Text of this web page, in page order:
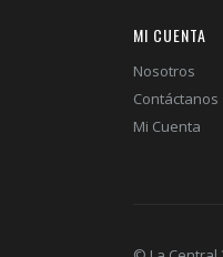
MI CUENTA
Nosotros
Contáctanos
Mi Cuenta